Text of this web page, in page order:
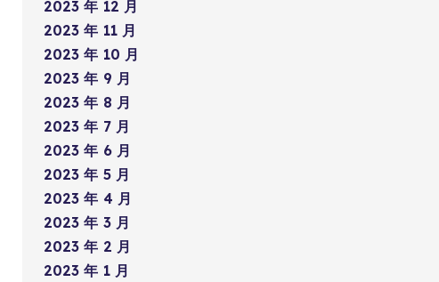
2023 年 12 月
2023 年 11 月
2023 年 10 月
2023 年 9 月
2023 年 8 月
2023 年 7 月
2023 年 6 月
2023 年 5 月
2023 年 4 月
2023 年 3 月
2023 年 2 月
2023 年 1 月